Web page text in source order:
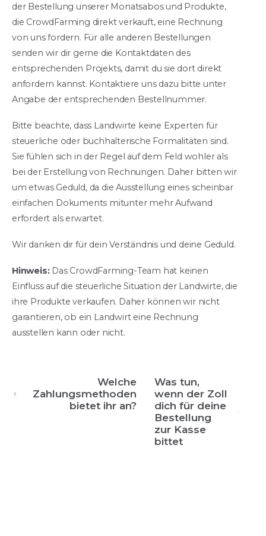
der Bestellung unserer Monatsabos und Produkte,
die CrowdFarming direkt verkauft, eine Rechnung
von uns fordern. Für alle anderen Bestellungen
senden wir dir gerne die Kontaktdaten des
entsprechenden Projekts, damit du sie dort direkt
anfordern kannst. Kontaktiere uns dazu bitte unter
Angabe der entsprechenden Bestellnummer.
Bitte beachte, dass Landwirte keine Experten für
steuerliche oder buchhalterische Formalitäten sind.
Sie fühlen sich in der Regel auf dem Feld wohler als
bei der Erstellung von Rechnungen. Daher bitten wir
um etwas Geduld, da die Ausstellung eines scheinbar
einfachen Dokuments mitunter mehr Aufwand
erfordert als erwartet.
Wir danken dir für dein Verständnis und deine Geduld.
Hinweis:Das CrowdFarming-Team hat keinen
Einfluss auf die steuerliche Situation der Landwirte, die
ihre Produkte verkaufen. Daher können wir nicht
garantieren, ob ein Landwirt eine Rechnung
ausstellen kann oder nicht.
Welche
Zahlungsmethoden
bietet ihr an?
Was tun,
wenn der Zoll
dich für deine
Bestellung
zur Kasse
bittet